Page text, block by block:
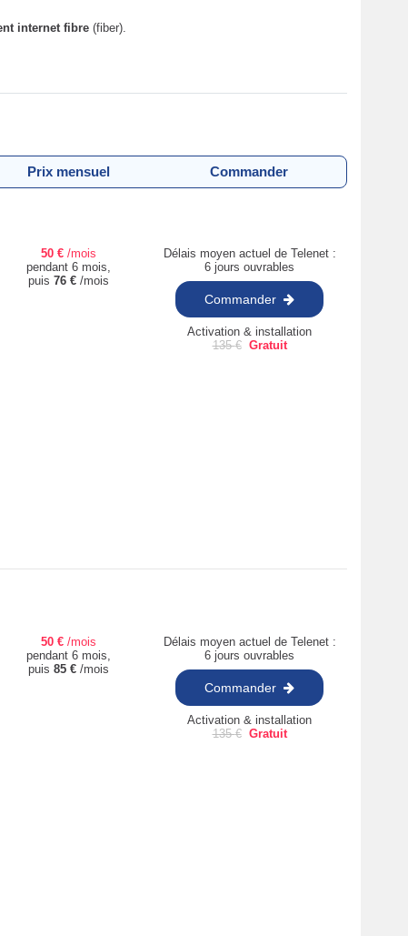
internet fibre(fiber).
Prix mensuel Commander
50 € /mois
pendant 6 mois,
puis 76 € /mois
Délais moyen actuel de Telenet :
6 jours ouvrables
Commander
Activation & installation
135€ Gratuit
50 € /mois
pendant 6 mois,
puis 85 € /mois
Délais moyen actuel de Telenet :
6 jours ouvrables
Commander
Activation & installation
135€ Gratuit